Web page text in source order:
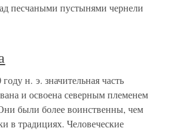
песчаными пустынями чернели
н. э. значительная часть
и освоена северным племенем
были более воинственны, чем
в традициях. Человеческие